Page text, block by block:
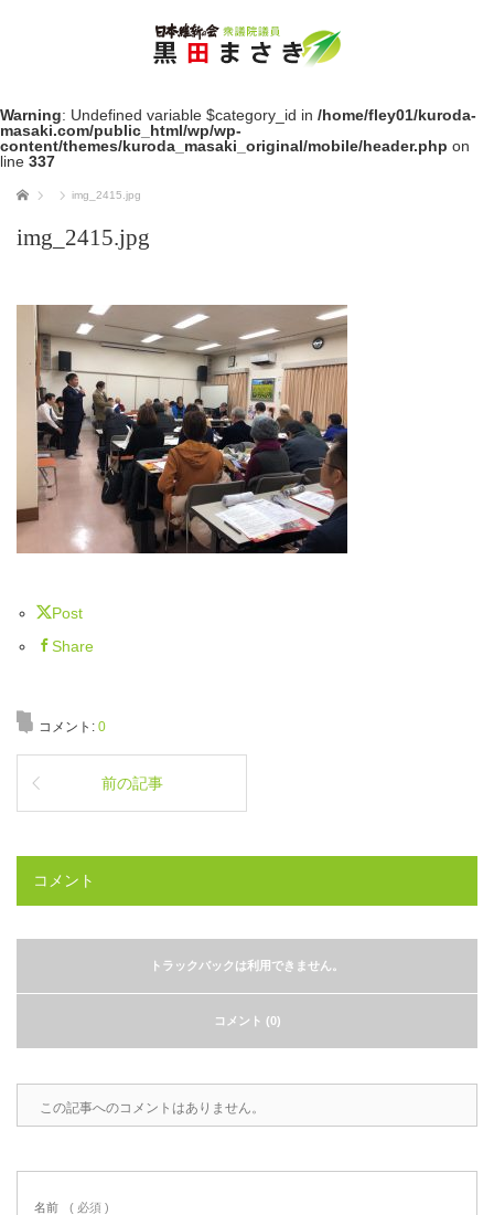
Warning: Undefined variable $category_id in /home/fley01/kuroda-
masaki.com/public_html/wp/wp-
content/themes/kuroda_masaki_original/mobile/header.php on
line 337
ホーム img_2415.jpg
img_2415.jpg
Post
Share
コメント: 0
前の記事
コメント
トラックバックは利用できません。
コメント (0)
この記事へのコメントはありません。
名前 ( 必須 )